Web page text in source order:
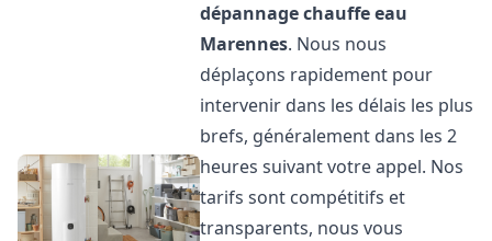
dépannage chauffe eau
Marennes. Nous nous
déplaçons rapidement pour
intervenir dans les délais les plus
brefs, généralement dans les 2
heures suivant votre appel. Nos
tarifs sont compétitifs et
transparents, nous vous